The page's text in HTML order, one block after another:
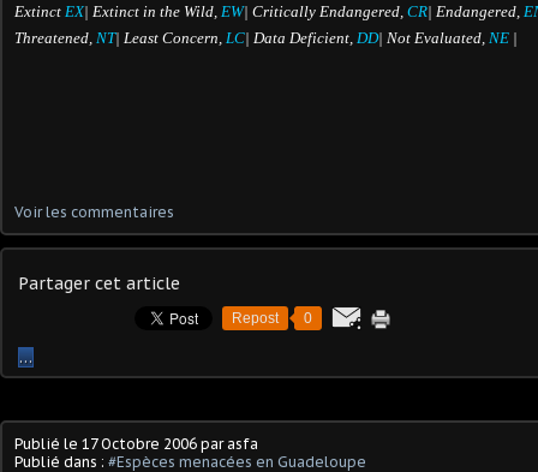
Extinct EX| Extinct in the Wild, EW| Critically Endangered, CR| Endangered,
Threatened, NT| Least Concern, LC| Data Deficient, DD| Not Evaluated, NE |
Voir les commentaires
Partager cet article
Repost 0
…
Publié le 17 Octobre 2006 par asfa
Publié dans : #Espèces menacées en Guadeloupe